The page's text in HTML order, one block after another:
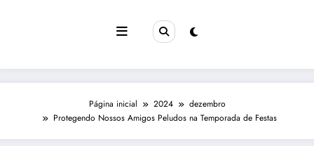
Página inicial 2024
dezembro
Protegendo Nossos Amigos Peludos na Temporada de Festas